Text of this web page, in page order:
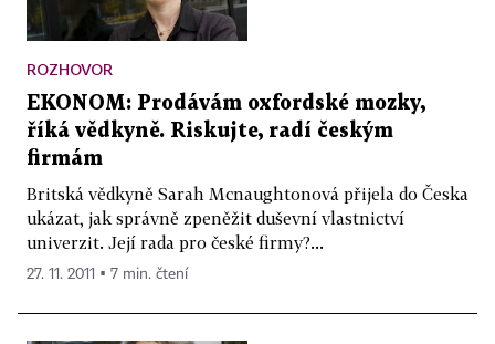
ROZHOVOR
EKONOM: Prodávám oxfordské mozky,
říká vědkyně. Riskujte, radí českým
firmám
Britská vědkyně Sarah Mcnaughtonová přijela do Česka
ukázat, jak správně zpeněžit duševní vlastnictví
univerzit. Její rada pro české firmy?...
27. 11. 2011 ▪ 7 min. čtení